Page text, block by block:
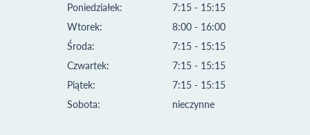
Poniedziałek:
Wtorek:
Środa:
Czwartek:
Piątek:
Sobota:
7:15 - 15:15
8:00 - 16:00
7:15 - 15:15
7:15 - 15:15
7:15 - 15:15
nieczynne